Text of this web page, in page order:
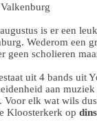
is er een
Wederom een
geen scholieren
uit 4 bands uit
aan
Voor elk wat wils
Kloosterkerk op